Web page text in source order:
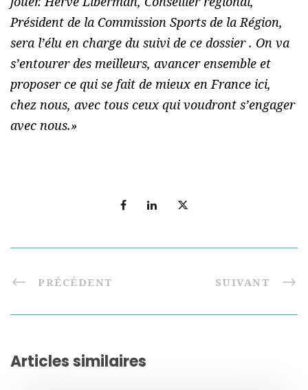
Président de la Commission Sports de la Région,
sera l’élu en charge du suivi de ce dossier . On va
s’entourer des meilleurs, avancer ensemble et
proposer ce qui se fait de mieux en France ici,
chez nous, avec tous ceux qui voudront s’engager
avec nous.»
PRÉCÉDENT SUIVANT
Articles similaires